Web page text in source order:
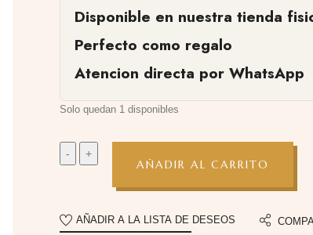
Disponible en nuestra tienda
Perfecto como regalo
Atencion directa por WhatsApp
Solo quedan 1 disponibles
AÑADIR AL CARRITO
AÑADIR A LA LISTA DE DESEOS